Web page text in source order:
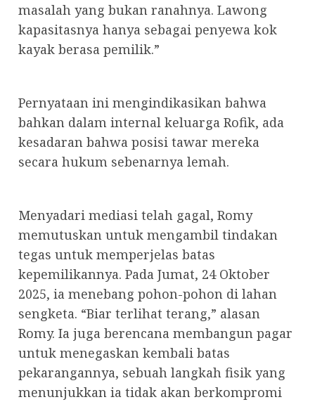
masalah yang bukan ranahnya. Lawong
kapasitasnya hanya sebagai penyewa kok
kayak berasa pemilik.”
Pernyataan ini mengindikasikan bahwa
bahkan dalam internal keluarga Rofik, ada
kesadaran bahwa posisi tawar mereka
secara hukum sebenarnya lemah.
Menyadari mediasi telah gagal, Romy
memutuskan untuk mengambil tindakan
tegas untuk memperjelas batas
kepemilikannya. Pada Jumat, 24 Oktober
2025, ia menebang pohon-pohon di lahan
sengketa. “Biar terlihat terang,” alasan
Romy. Ia juga berencana membangun pagar
untuk menegaskan kembali batas
pekarangannya, sebuah langkah fisik yang
menunjukkan ia tidak akan berkompromi